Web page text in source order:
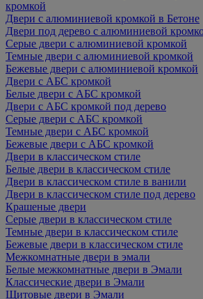
кромкой
Двери с алюминиевой кромкой в Бетоне
Двери под дерево с алюминиевой
Серые двери с алюминиевой кромкой
Темные двери с алюминиевой кромкой
Бежевые двери с алюминиевой кромкой
Двери с АБС кромкой
Белые двери с АБС кромкой
Двери с АБС кромкой под дерево
Серые двери с АБС кромкой
Темные двери с АБС кромкой
Бежевые двери с АБС кромкой
Двери в классическом стиле
Белые двери в классическом стиле
Двери в классическом стиле в ванили
Двери в классическом стиле под дерево
Крашеные двери
Серые двери в классическом стиле
Темные двери в классическом стиле
Бежевые двери в классическом стиле
Межкомнатные двери в эмали
Белые межкомнатные двери в Эмали
Классические двери в Эмали
Щитовые двери в Эмали